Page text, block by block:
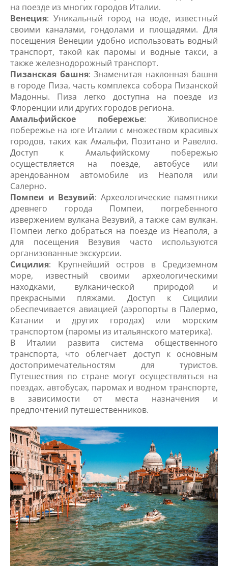
на поезде из многих городов Италии.
Венеция: Уникальный город на воде, известный
своими каналами, гондолами и площадями. Для
посещения Венеции удобно использовать водный
транспорт, такой как паромы и водные такси, а
также железнодорожный транспорт.
Пизанская башня: Знаменитая наклонная башня
в городе Пиза, часть комплекса собора Пизанской
Мадонны. Пиза легко доступна на поезде из
Флоренции или других городов региона.
Амальфийское побережье: Живописное
побережье на юге Италии с множеством красивых
городов, таких как Амальфи, Позитано и Равелло.
Доступ к Амальфийскому побережью
осуществляется на поезде, автобусе или
арендованном автомобиле из Неаполя или
Салерно.
Помпеи и Везувий: Археологические памятники
древнего города Помпеи, погребенного
извержением вулкана Везувий, а также сам вулкан.
Помпеи легко добраться на поезде из Неаполя, а
для посещения Везувия часто используются
организованные экскурсии.
Сицилия: Крупнейший остров в Средиземном
море, известный своими археологическими
находками, вулканической природой и
прекрасными пляжами. Доступ к Сицилии
обеспечивается авиацией (аэропорты в Палермо,
Катании и других городах) или морским
транспортом (паромы из итальянского материка).
В Италии развита система общественного
транспорта, что облегчает доступ к основным
достопримечательностям для туристов.
Путешествия по стране могут осуществляться на
поездах, автобусах, паромах и водном транспорте,
в зависимости от места назначения и
предпочтений путешественников.